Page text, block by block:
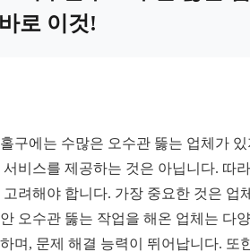
로 이것!
구에는 수많은 오수관 뚫는 업체가
서비스를 제공하는 것은 아닙니다. 따
고려해야 합니다. 가장 중요한 것은 업
오수관 뚫는 작업을 해온 업체는 다
며, 문제 해결 능력이 뛰어납니다. 또